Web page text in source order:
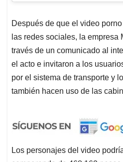
Después de que el video
las redes sociales, la empresa
través de un comunicado al
el acto e invitaron a los
por el sistema de transporte y
también hacen uso de las
Los personajes del video